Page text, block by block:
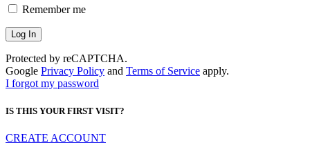
Remember me
Protected by reCAPTCHA.
Google Privacy Policy and Terms of Service apply.
I forgot my password
IS THIS YOUR FIRST VISIT?
CREATE ACCOUNT